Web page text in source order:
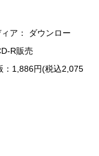
ィア： ダウンロー
R販売
：1,886円(税込2,075